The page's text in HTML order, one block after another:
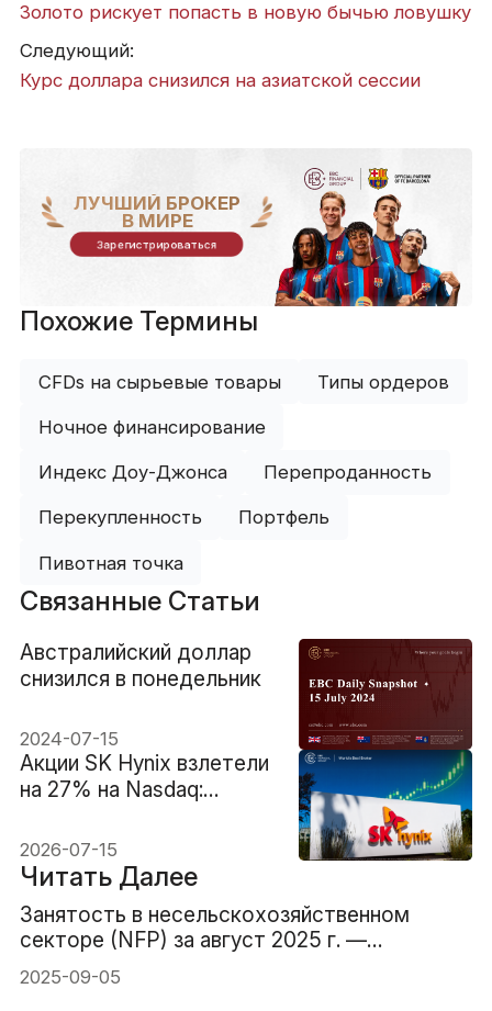
Золото рискует попасть в новую бычью ловушку
Следующий:
Курс доллара снизился на азиатской сессии
ЛУЧШИЙ БРОКЕР
В МИРЕ
Зарегистрироваться
Похожие Термины
CFDs на сырьевые товары Типы ордеров
Ночное финансирование
Индекс Доу-Джонса Перепроданность
Перекупленность Портфель
Пивотная точка
Связанные Статьи
Австралийский доллар
снизился в понедельник
2024-07-15
Акции SK Hynix взлетели
на 27% на Nasdaq:
ралли
2026-07-15
Читать Далее
Занятость в несельскохозяйственном
секторе (NFP) за август 2025 г. —
предыдущий прогноз 73 тыс. 78 тыс.
2025-09-05